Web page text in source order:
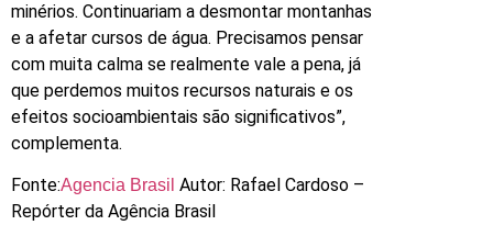
minérios. Continuariam a desmontar montanhas
e a afetar cursos de água. Precisamos pensar
com muita calma se realmente vale a pena, já
que perdemos muitos recursos naturais e os
efeitos socioambientais são significativos”,
complementa.
Fonte:Agencia Brasil Autor: Rafael Cardoso –
Repórter da Agência Brasil